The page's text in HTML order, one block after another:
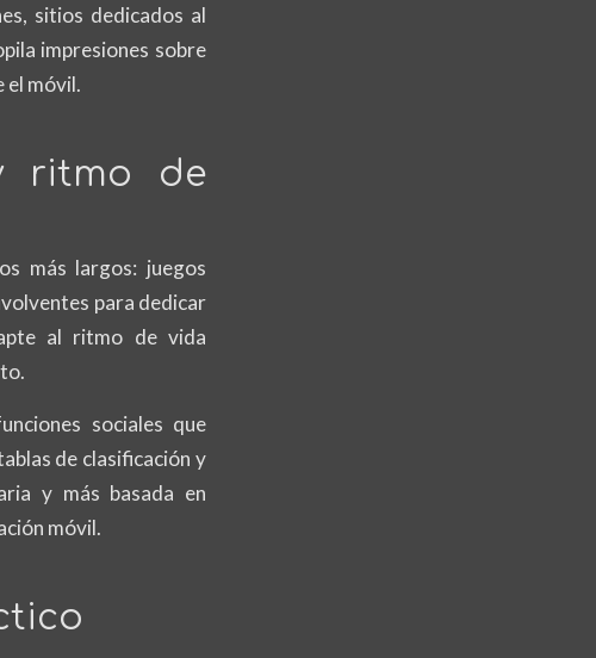
sitios dedicados al
impresiones sobre
el móvil.
ritmo de
más largos: juegos
para dedicar
al ritmo de vida
sociales que
de clasificación y
y más basada en
móvil.